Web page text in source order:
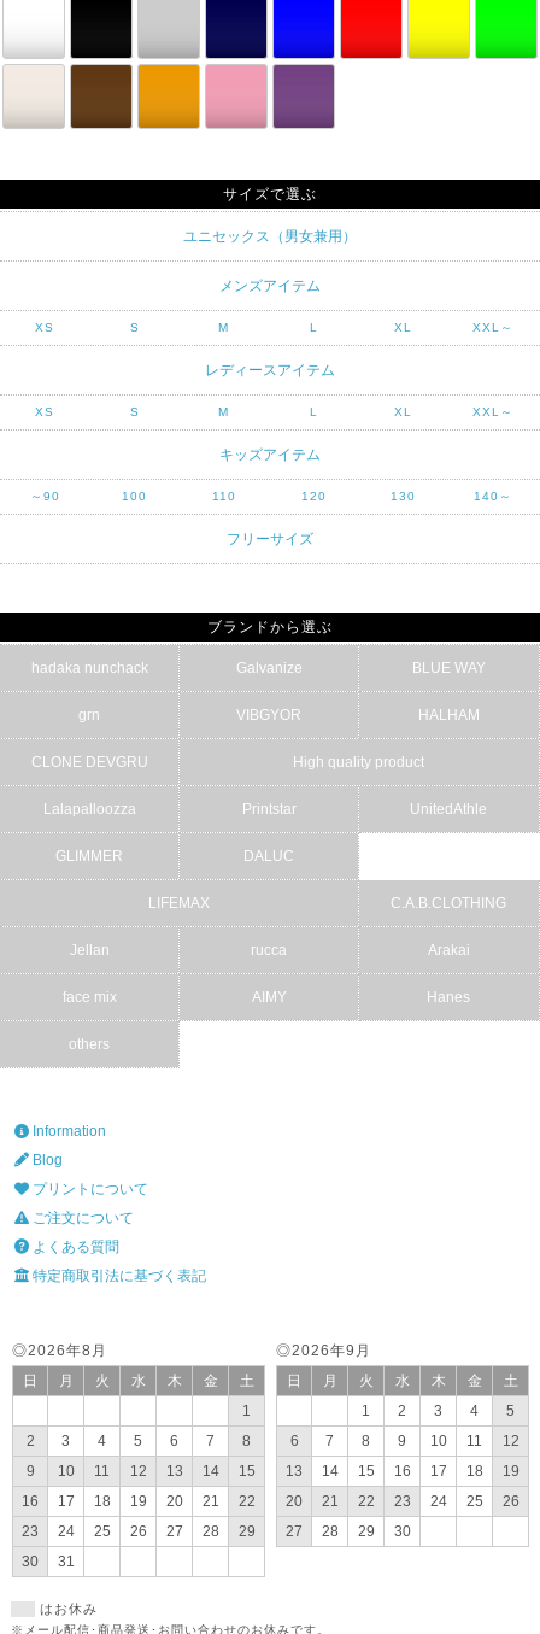
サイズで選ぶ
ユニセックス（男女兼用）
メンズアイテム
XS S M L XL XXL～
レディースアイテム
XS S M L XL XXL～
キッズアイテム
～90 100 110 120 130 140～
フリーサイズ
ブランドから選ぶ
hadaka nunchack Galvanize BLUE WAY
grn VIBGYOR HALHAM
CLONE DEVGRU High quality product
Lalapalloozza Printstar UnitedAthle
GLIMMER DALUC
LIFEMAX C.A.B.CLOTHING
Jellan rucca Arakai
face mix AIMY Hanes
others
Information
Blog
プリントについて
ご注文について
よくある質問
特定商取引法に基づく表記
◎2026年9月
日
月 火 水 木 金
土
1
2 3 4
5
6
7 8 9 10 11
12
13
14 15 16 17 18
19
20
21 22 23 24 25
26
27
28 29 30
◎2026年8月
日
月 火 水 木 金
土
1
2
3 4 5 6 7
8
9
10 11 12 13 14
15
16
17 18 19 20 21
22
23
24 25 26 27 28
29
30
31
はお休み
※メール配信･商品発送･お問い合わせのお休みです。